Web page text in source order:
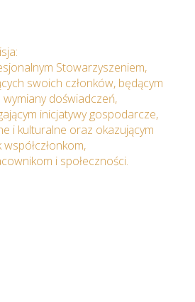
Stowarzyszeniem,
swoich członków, będącym
wymiany doświadczeń,
inicjatywy gospodarcze,
i kulturalne oraz okazującym
i społeczności.